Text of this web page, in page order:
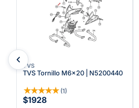
TVS
TVS Tornillo M6x20 | N5200440
★★★★★ (1)
$1928